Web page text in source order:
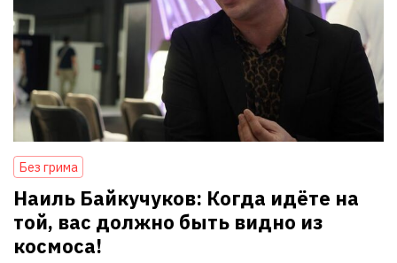
Без грима
Наиль Байкучуков: Когда идёте на
той, вас должно быть видно из
космоса!